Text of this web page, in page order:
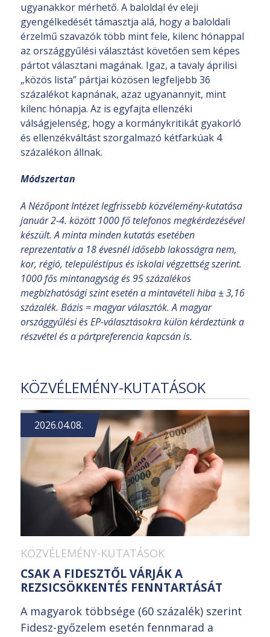
ugyanakkor mérhető. A baloldal év eleji
gyengélkedését támasztja alá, hogy a baloldali
érzelmű szavazók több mint fele, kilenc hónappal
az országgyűlési választást követően sem képes
pártot választani magának. Igaz, a tavaly áprilisi
„közös lista” pártjai közösen legfeljebb 36
százalékot kapnának, azaz ugyanannyit, mint
kilenc hónapja. Az is egyfajta ellenzéki
válságjelenség, hogy a kormánykritikát gyakorló
és ellenzékváltást szorgalmazó kétfarkúak 4
százalékon állnak.
Módszertan
A Nézőpont Intézet legfrissebb közvélemény-kutatása
január 2-4. között 1000 fő telefonos megkérdezésével
készült. A minta minden kutatás esetében
reprezentatív a 18 évesnél idősebb lakosságra nem,
kor, régió, településtípus és iskolai végzettség szerint.
1000 fős mintanagyság és 95 százalékos
megbízhatósági szint esetén a mintavételi hiba ± 3,16
százalék. Bázis = magyar választók. A magyar
országgyűlési és EP-választásokra külön kérdeztünk a
részvétel és a pártpreferencia kapcsán is.
KÖZVÉLEMÉNY-KUTATÁSOK
2026.04.08.
KÖZVÉLEMÉNY-KUTATÁSOK
CSAK A FIDESZTŐL VÁRJÁK A
REZSICSÖKKENTÉS FENNTARTÁSÁT
A magyarok többsége (60 százalék) szerint
Fidesz-győzelem esetén fennmarad a